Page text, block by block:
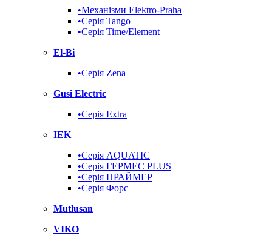
•Механізми Elektro-Praha
•Серія Tango
•Серія Time/Element
El-Bi
•Серія Zena
Gusi Electric
•Серія Extra
IEK
•Серія AQUATIC
•Серія ГЕРМЕС PLUS
•Серія ПРАЙМЕР
•Серія Форс
Mutlusan
VIKO